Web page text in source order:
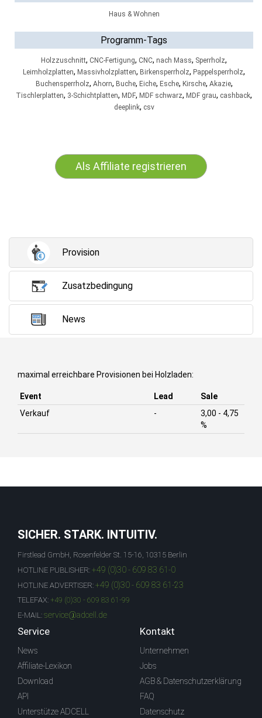
Haus & Wohnen
Programm-Tags
Holzzuschnitt, CNC-Fertigung, CNC, nach Mass, Sperrholz,
Leimholzplatten, Massivholzplatten, Birkensperrholz, Pappelsperrholz,
Buchensperrholz, Ahorn, Buche, Eiche, Esche, Kirsche, Akazie,
Tischlerplatten, 3-Schichtplatten, MDF, MDF schwarz, MDF grau, cashback,
deeplink, csv
Als Affiliate registrieren
Provision
Zusatzbedingung
News
maximal erreichbare Provisionen bei Holzladen:
Event Lead
Sale
Verkauf
-
3,00 - 4,75
%
SICHER. STARK. INTUITIV.
Firstlead GmbH, Rosenfelder St. 15-16, 10315 Berlin
HOTLINE PUBLISHER: +49 (0)30 - 609 83 61-0
HOTLINE ADVERTISER: +49 (0)30 - 609 83 61-23
TELEFAX: +49 (0)30 - 609 83 61-99
E-MAIL: service@adcell.de
Service
News
Affiliate-Lexikon
Download
API
Unterstütze ADCELL
Kontakt
Unternehmen
Jobs
AGB & Datenschutzerklärung
FAQ
Datenschutz